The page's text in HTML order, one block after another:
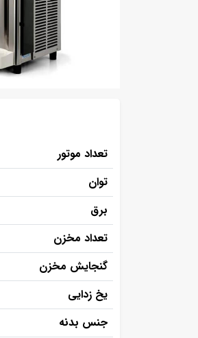
تعداد موتور
توان
برق
تعداد مخزن
گنجایش مخزن
یخ زدایی
جنس بدنه